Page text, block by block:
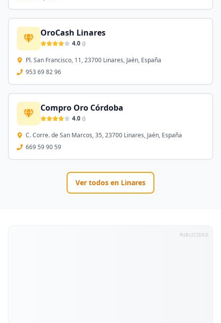
OroCash Linares
4.0 ()
Pl. San Francisco, 11, 23700 Linares, Jaén, España
953 69 82 96
Compro Oro Córdoba
4.0 ()
C. Corre. de San Marcos, 35, 23700 Linares, Jaén, España
669 59 90 59
Ver todos en Linares
PUBLICIDAD